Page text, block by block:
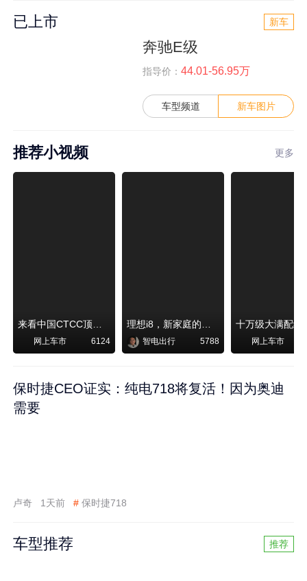
已上市 新车
奔驰E级
指导价： 44.01-56.95万
车型频道 新车图片
推荐小视频 更多
网上车市 6124 智电出行 5788 网上车市
保时捷CEO证实：纯电718将复活！因为奥迪
需要
卢奇 1天前 # 保时捷718
车型推荐 推荐